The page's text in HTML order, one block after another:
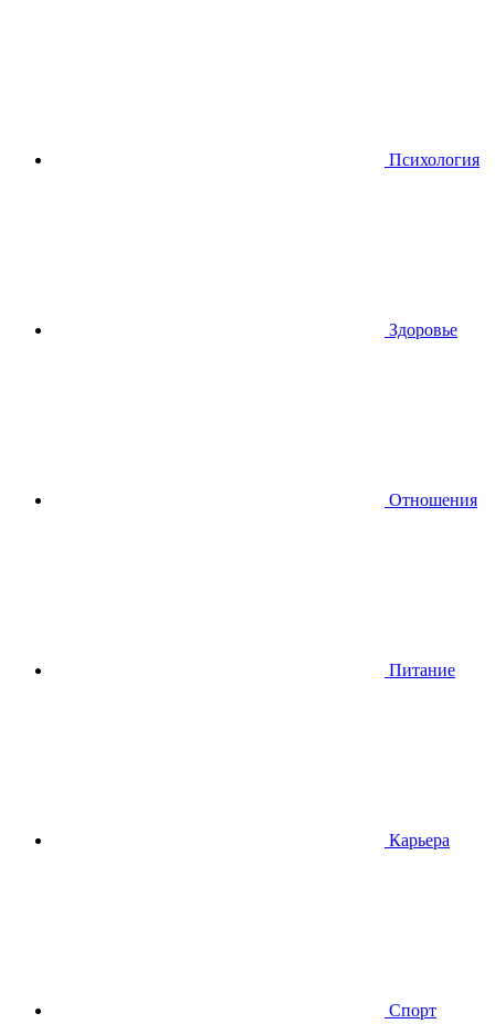
Психология
Здоровье
Отношения
Питание
Карьера
Спорт